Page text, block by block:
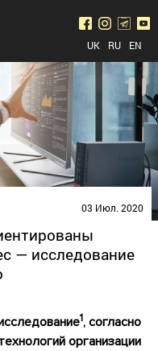
UK RU EN
03 Июл. 2020
— исследование
1, согласно
организации